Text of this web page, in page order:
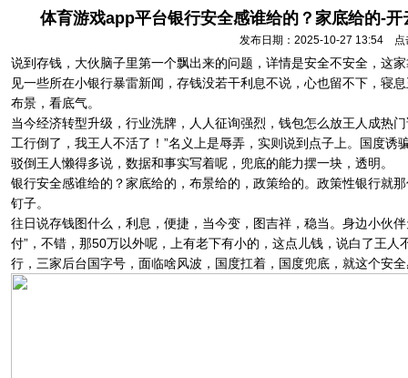
体育游戏app平台银行安全感谁给的？家底给的-
发布日期：2025-10-27 13:54 点
说到存钱，大伙脑子里第一个飘出来的问题，详情是安全不安全，这
见一些所在小银行暴雷新闻，存钱没若干利息不说，心也留不下，寝
布景，看底气。
当今经济转型升级，行业洗牌，人人征询强烈，钱包怎么放王人成热
工行倒了，我王人不活了！”名义上是辱弄，实则说到点子上。国度
驳倒王人懒得多说，数据和事实写着呢，兜底的能力摆一块，透明。
银行安全感谁给的？家底给的，布景给的，政策给的。政策性银行就
钉子。
往日说存钱图什么，利息，便捷，当今变，图吉祥，稳当。身边小伙
付”，不错，那50万以外呢，上有老下有小的，这点儿钱，说白了王
行，三家后台国字号，面临啥风波，国度扛着，国度兜底，就这个安